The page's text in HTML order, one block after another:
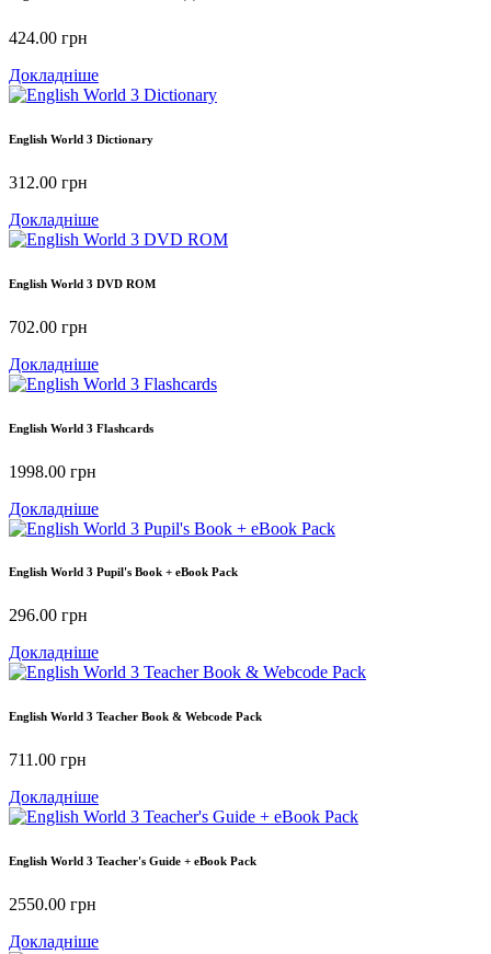
424.00 грн
Докладніше
English World 3 Dictionary
312.00 грн
Докладніше
English World 3 DVD ROM
702.00 грн
Докладніше
English World 3 Flashcards
1998.00 грн
Докладніше
English World 3 Pupil's Book + eBook Pack
296.00 грн
Докладніше
English World 3 Teacher Book & Webcode Pack
711.00 грн
Докладніше
English World 3 Teacher's Guide + eBook Pack
2550.00 грн
Докладніше